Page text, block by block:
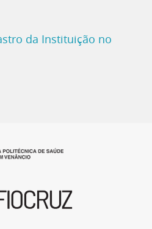
da Instituição no